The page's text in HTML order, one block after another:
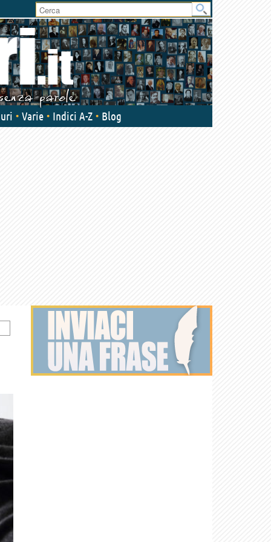
User
area
Varie Indici A-Z Blog